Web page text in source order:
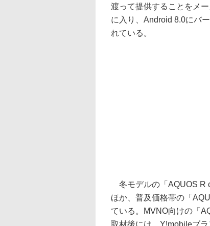
渡って提供することをメ
に入り、Android 8.0にバ
れている。
冬モデルの「AQUOS R
ほか、普及価格帯の「
ている。MVNO向けの「
取材後には、Y!mobileブ